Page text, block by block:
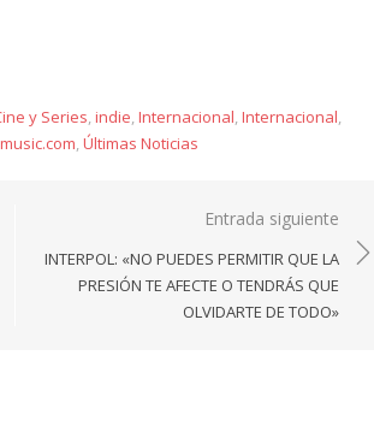
y Series,indie,Internacional,Internacional,
,Últimas Noticias
Entrada siguiente
INTERPOL: «NO PUEDES PERMITIR QUE LA
PRESIÓN TE AFECTE O TENDRÁS QUE
OLVIDARTE DE TODO»